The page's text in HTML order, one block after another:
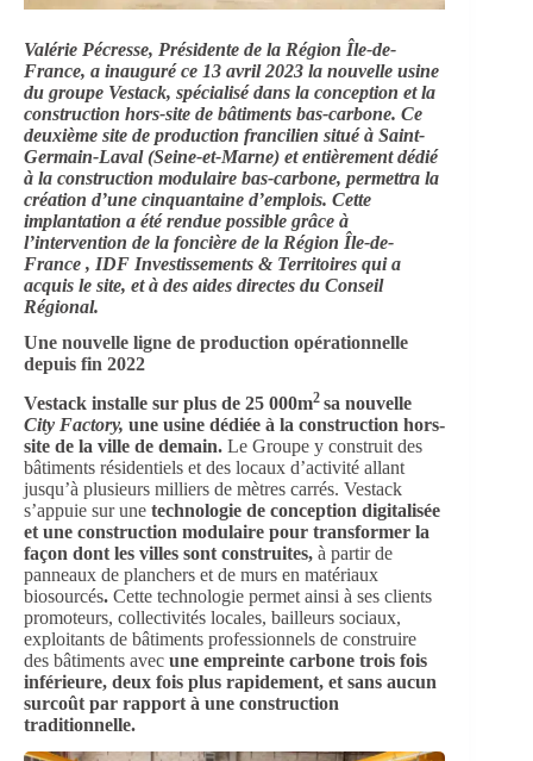
Valérie Pécresse, Présidente de la Région Île-de-
France, a inauguré ce 13 avril 2023 la nouvelle usine
du groupe Vestack, spécialisé dans la conception et la
construction hors-site de bâtiments bas-carbone. Ce
deuxième site de production francilien situé à Saint-
Germain-Laval (Seine-et-Marne) et entièrement dédié
à la construction modulaire bas-carbone, permettra la
création d’une cinquantaine d’emplois. Cette
implantation a été rendue possible grâce à
l’intervention de la foncière de la Région Île-de-
France , IDF Investissements & Territoires qui a
acquis le site, et à des aides directes du Conseil
Régional.
Une nouvelle ligne de production opérationnelle
depuis fin 2022
Vestack installe sur plus de 25 000m2 sa nouvelle
City Factory, une usine dédiée à la construction hors-
site de la ville de demain. Le Groupe y construit des
bâtiments résidentiels et des locaux d’activité allant
jusqu’à plusieurs milliers de mètres carrés. Vestack
s’appuie sur une technologie de conception digitalisée
et une construction modulaire pour transformer la
façon dont les villes sont construites, à partir de
panneaux de planchers et de murs en matériaux
biosourcés. Cette technologie permet ainsi à ses clients
promoteurs, collectivités locales, bailleurs sociaux,
exploitants de bâtiments professionnels de construire
des bâtiments avec une empreinte carbone trois fois
inférieure, deux fois plus rapidement, et sans aucun
surcoût par rapport à une construction
traditionnelle.